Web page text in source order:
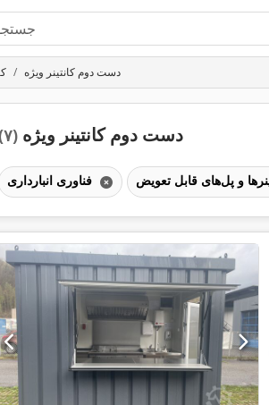
دست دوم کانتینر ویژه
دست دوم کانتینر ویژه (۷)
فناوری انبارداری